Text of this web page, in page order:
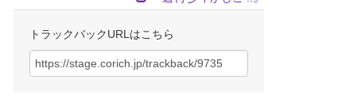
トラックバックURLはこちら